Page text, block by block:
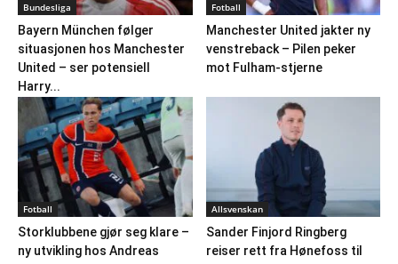
Bundesliga
Bayern München følger
situasjonen hos Manchester
United – ser potensiell
Harry...
Fotball
Manchester United jakter ny
venstreback – Pilen peker
mot Fulham-stjerne
Fotball
Storklubbene gjør seg klare –
ny utvikling hos Andreas
Allsvenskan
Sander Finjord Ringberg
reiser rett fra Hønefoss til